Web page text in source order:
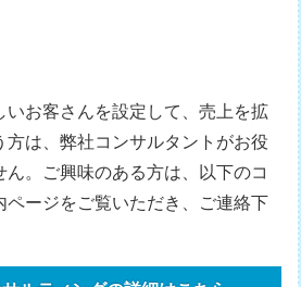
いお客さんを設定して、売上を拡
は、弊社コンサルタントがお役
ん。ご興味のある方は、以下のコ
ページをご覧いただき、ご連絡下